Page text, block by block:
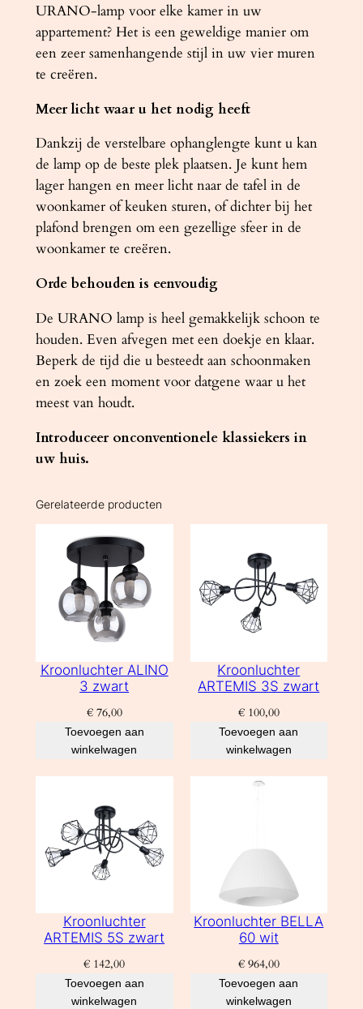
URANO-lamp voor elke kamer in uw
appartement? Het is een geweldige manier om
een ​​zeer samenhangende stijl in uw vier muren
te creëren.
Meer licht waar u het nodig heeft
Dankzij de verstelbare ophanglengte kunt u kan
de lamp op de beste plek plaatsen. Je kunt hem
lager hangen en meer licht naar de tafel in de
woonkamer of keuken sturen, of dichter bij het
plafond brengen om een ​​gezellige sfeer in de
woonkamer te creëren.
Orde behouden is eenvoudig
De URANO lamp is heel gemakkelijk schoon te
houden. Even afvegen met een doekje en klaar.
Beperk de tijd die u besteedt aan schoonmaken
en zoek een moment voor datgene waar u het
meest van houdt.
Introduceer onconventionele klassiekers in
uw huis.
Gerelateerde producten
Kroonluchter ALINO
3 zwart
€76,00
Toevoegen aan
winkelwagen
Kroonluchter
ARTEMIS 3S zwart
€100,00
Toevoegen aan
winkelwagen
Kroonluchter
ARTEMIS 5S zwart
€ 142,00
Toevoegen aan
winkelwagen
Kroonluchter BELLA
60 wit
€964,00
Toevoegen aan
winkelwagen